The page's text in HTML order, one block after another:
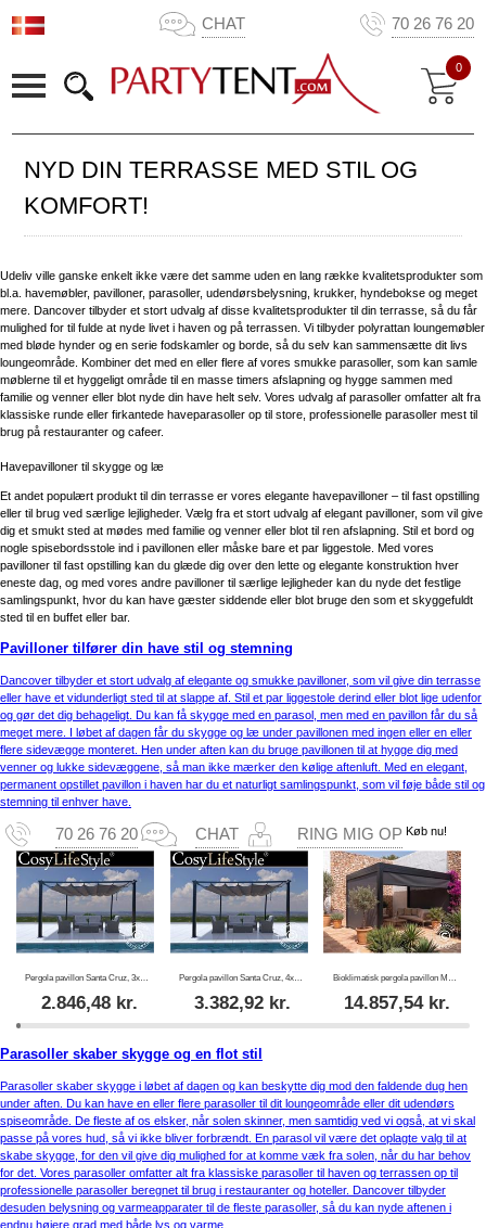
CHAT 70 26 76 20
0
NYD DIN TERRASSE MED STIL OG
KOMFORT!
Udeliv ville ganske enkelt ikke være det samme uden en lang række kvalitetsprodukter som
bl.a. havemøbler, pavilloner, parasoller, udendørsbelysning, krukker, hyndebokse og meget
mere. Dancover tilbyder et stort udvalg af disse kvalitetsprodukter til din terrasse, så du får
mulighed for til fulde at nyde livet i haven og på terrassen. Vi tilbyder polyrattan loungemøbler
med bløde hynder og en serie fodskamler og borde, så du selv kan sammensætte dit livs
loungeområde. Kombiner det med en eller flere af vores smukke parasoller, som kan samle
møblerne til et hyggeligt område til en masse timers afslapning og hygge sammen med
familie og venner eller blot nyde din have helt selv. Vores udvalg af parasoller omfatter alt fra
klassiske runde eller firkantede haveparasoller op til store, professionelle parasoller mest til
brug på restauranter og cafeer.
Havepavilloner til skygge og læ
Et andet populært produkt til din terrasse er vores elegante havepavilloner – til fast opstilling
eller til brug ved særlige lejligheder. Vælg fra et stort udvalg af elegant pavilloner, som vil give
dig et smukt sted at mødes med familie og venner eller blot til ren afslapning. Stil et bord og
nogle spisebordsstole ind i pavillonen eller måske bare et par liggestole. Med vores
pavilloner til fast opstilling kan du glæde dig over den lette og elegante konstruktion hver
eneste dag, og med vores andre pavilloner til særlige lejligheder kan du nyde det festlige
samlingspunkt, hvor du kan have gæster siddende eller blot bruge den som et skyggefuldt
sted til en buffet eller bar.
Pavilloner tilfører din have stil og stemning
Dancover tilbyder et stort udvalg af elegante og smukke pavilloner, som vil give din terrasse
eller have et vidunderligt sted til at slappe af. Stil et par liggestole derind eller blot lige udenfor
og gør det dig behageligt. Du kan få skygge med en parasol, men med en pavillon får du så
meget mere. I løbet af dagen får du skygge og læ under pavillonen med ingen eller en eller
flere sidevægge monteret. Hen under aften kan du bruge pavillonen til at hygge dig med
venner og lukke sidevæggene, så man ikke mærker den kølige aftenluft. Med en elegant,
permanent opstillet pavillon i haven har du et naturligt samlingspunkt, som vil føje både stil og
stemning til enhver have.
70 26 76 20 CHAT RING MIG OP Køb nu!
2.846,48kr. 3.382,92 kr. 14.857,54kr.
Parasoller skaber skygge og en flot stil
Parasoller skaber skygge i løbet af dagen og kan beskytte dig mod den faldende dug hen
under aften. Du kan have en eller flere parasoller til dit loungeområde eller dit udendørs
spiseområde. De fleste af os elsker, når solen skinner, men samtidig ved vi også, at vi skal
passe på vores hud, så vi ikke bliver forbrændt. En parasol vil være det oplagte valg til at
skabe skygge, for den vil give dig mulighed for at komme væk fra solen, når du har behov
for det. Vores parasoller omfatter alt fra klassiske parasoller til haven og terrassen op til
professionelle parasoller beregnet til brug i restauranter og hoteller. Dancover tilbyder
desuden belysning og varmeapparater til de fleste parasoller, så du kan nyde aftenen i
endnu højere grad med både lys og varme.